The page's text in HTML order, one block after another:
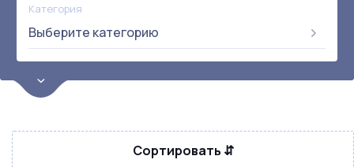
Категория
Выберите категорию
Цена
от:
до:
Сортировать ⇵